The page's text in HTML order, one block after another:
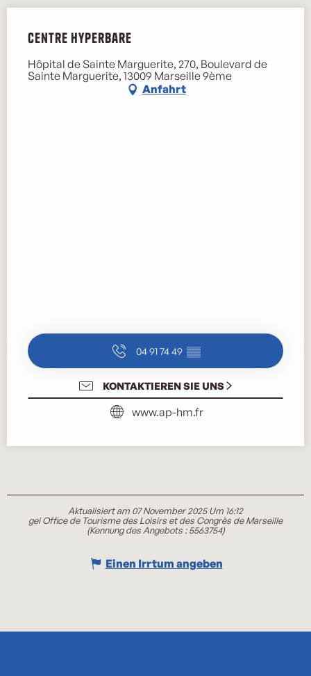
Centre Hyperbare
Hôpital de Sainte Marguerite, 270, Boulevard de
Sainte Marguerite, 13009 Marseille 9ème
Anfahrt
04 91 74 49 ▒▒
KONTAKTIEREN SIE UNS
www.ap-hm.fr
Aktualisiert am 07 November 2025 Um 16:12
gei Office de Tourisme des Loisirs et des Congrès de Marseille
(Kennung des Angebots :5563754)
Einen Irrtum angeben